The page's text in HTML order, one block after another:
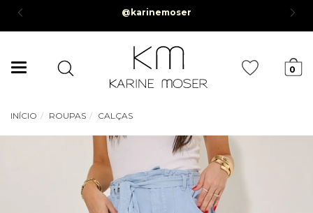
em até 6x sem juros *Parcela mínima de R$50,00*
Mudar
0
INÍCIO ROUPAS CALÇAS